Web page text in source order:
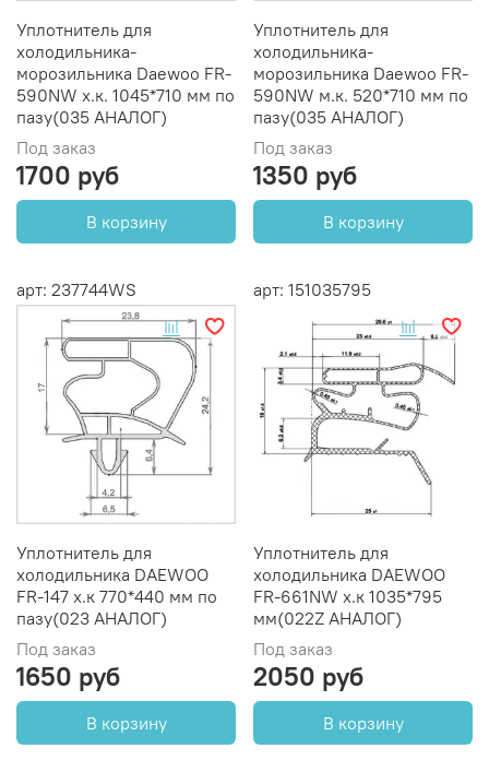
Уплотнитель для
холодильника-
морозильника Daewoo FR-
590NW х.к. 1045*710 мм по
пазу(035 АНАЛОГ)
Под заказ
1700 руб
В корзину
Уплотнитель для
холодильника-
морозильника Daewoo FR-
590NW м.к. 520*710 мм по
пазу(035 АНАЛОГ)
Под заказ
1350 руб
В корзину
арт: 237744WS
Уплотнитель для
холодильника DAEWOO
FR-147 х.к 770*440 мм по
пазу(023 АНАЛОГ)
Под заказ
1650 руб
В корзину
арт: 151035795
Уплотнитель для
холодильника DAEWOO
FR-661NW х.к 1035*795
мм(022Z АНАЛОГ)
Под заказ
2050 руб
В корзину